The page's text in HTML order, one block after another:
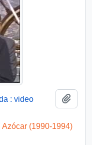
: video
(1990-1994)